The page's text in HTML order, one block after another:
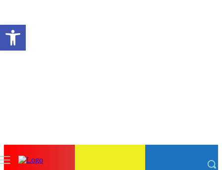
Abrir a barra de ferramentas